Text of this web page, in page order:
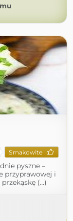
Smakowite
pyszne –
przyprawowej i
(...)